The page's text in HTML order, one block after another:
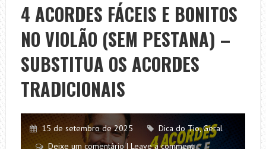
4 ACORDES FÁCEIS E BONITOS
NO VIOLÃO (SEM PESTANA) –
SUBSTITUA OS ACORDES
TRADICIONAIS
15 de setembro de 2025 Dica do Tio,Geral
Deixe um comentário | Leave a comment